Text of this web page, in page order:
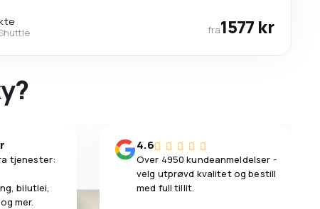
fra1577 kr
tjenester:
bilutlei,
mer.
4.6
Over 4950 kundeanmeldelser -
velg utprøvd kvalitet og bestill
med full tillit.